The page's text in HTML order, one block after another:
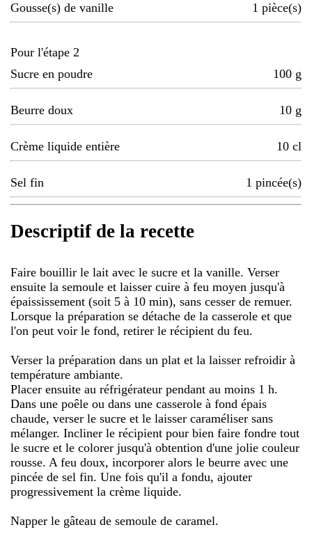
Gousse(s) de vanille 1 pièce(s)
Pour l'étape 2
Sucre en poudre
100 g
Beurre doux 10 g
Crème liquide entière 10 cl
Sel fin 1 pincée(s)
Descriptif de la recette
Faire bouillir le lait avec le sucre et la vanille. Verser
ensuite la semoule et laisser cuire à feu moyen jusqu'à
épaississement (soit 5 à 10 min), sans cesser de remuer.
Lorsque la préparation se détache de la casserole et que
l'on peut voir le fond, retirer le récipient du feu.
Verser la préparation dans un plat et la laisser refroidir à
température ambiante.
Placer ensuite au réfrigérateur pendant au moins 1 h.
Dans une poêle ou dans une casserole à fond épais
chaude, verser le sucre et le laisser caraméliser sans
mélanger. Incliner le récipient pour bien faire fondre tout
le sucre et le colorer jusqu'à obtention d'une jolie couleur
rousse. A feu doux, incorporer alors le beurre avec une
pincée de sel fin. Une fois qu'il a fondu, ajouter
progressivement la crème liquide.
Napper le gâteau de semoule de caramel.